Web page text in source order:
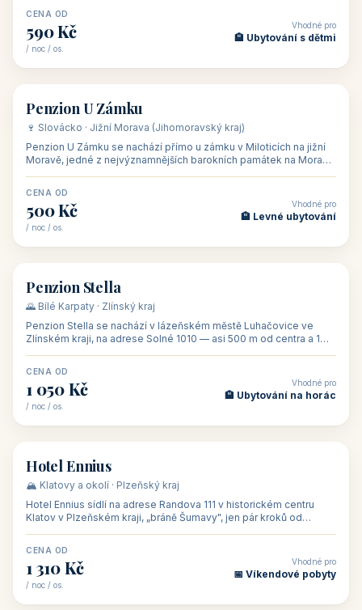
CENA OD
590 Kč
/ noc / os.
Vhodné pro
🏨 Ubytování s dětmi
🏡 penzion
Penzion U Zámku
🍷 Slovácko · Jižní Morava (Jihomoravský kraj)
Penzion U Zámku se nachází přímo u zámku v Miloticích na jižní
Moravě, jedné z nejvýznamnějších barokních památek na Moravě,
CENA OD
500 Kč
/ noc / os.
Vhodné pro
🏨 Levné ubytování
🏡 penzion
Penzion Stella
🌄 Bílé Karpaty · Zlínský kraj
Penzion Stella se nachází v lázeňském městě Luhačovice ve
Zlínském kraji, na adrese Solné 1010 — asi 500 m od centra a 1
CENA OD
1 050 Kč
/ noc / os.
Vhodné pro
🏨 Ubytování na horác
🏨 hotel
Hotel Ennius
🏔️ Klatovy a okolí · Plzeňský kraj
Hotel Ennius sídlí na adrese Randova 111 v historickém centru
Klatov v Plzeňském kraji, „bráně Šumavy", jen pár kroků od
CENA OD
1 310 Kč
/ noc / os.
Vhodné pro
📅 Víkendové pobyty